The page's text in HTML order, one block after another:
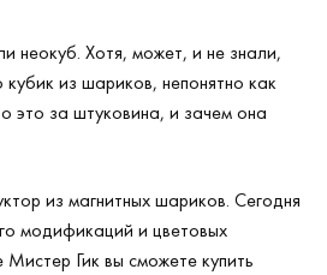
неокуб. Хотя, может, и не знали,
из шариков, непонятно как
это за штуковина, и зачем она
из магнитных шариков. Сегодня
модификаций и цветовых
Гик вы сможете купить